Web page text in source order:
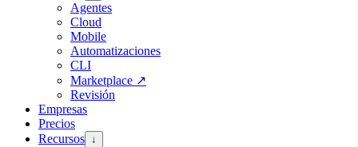
Agentes
Cloud
Mobile
Automatizaciones
CLI
Marketplace ↗
Revisión
Empresas
Precios
Recursos ↓